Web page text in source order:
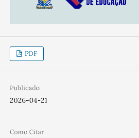
PDF
Publicado
2026-04-21
Como Citar